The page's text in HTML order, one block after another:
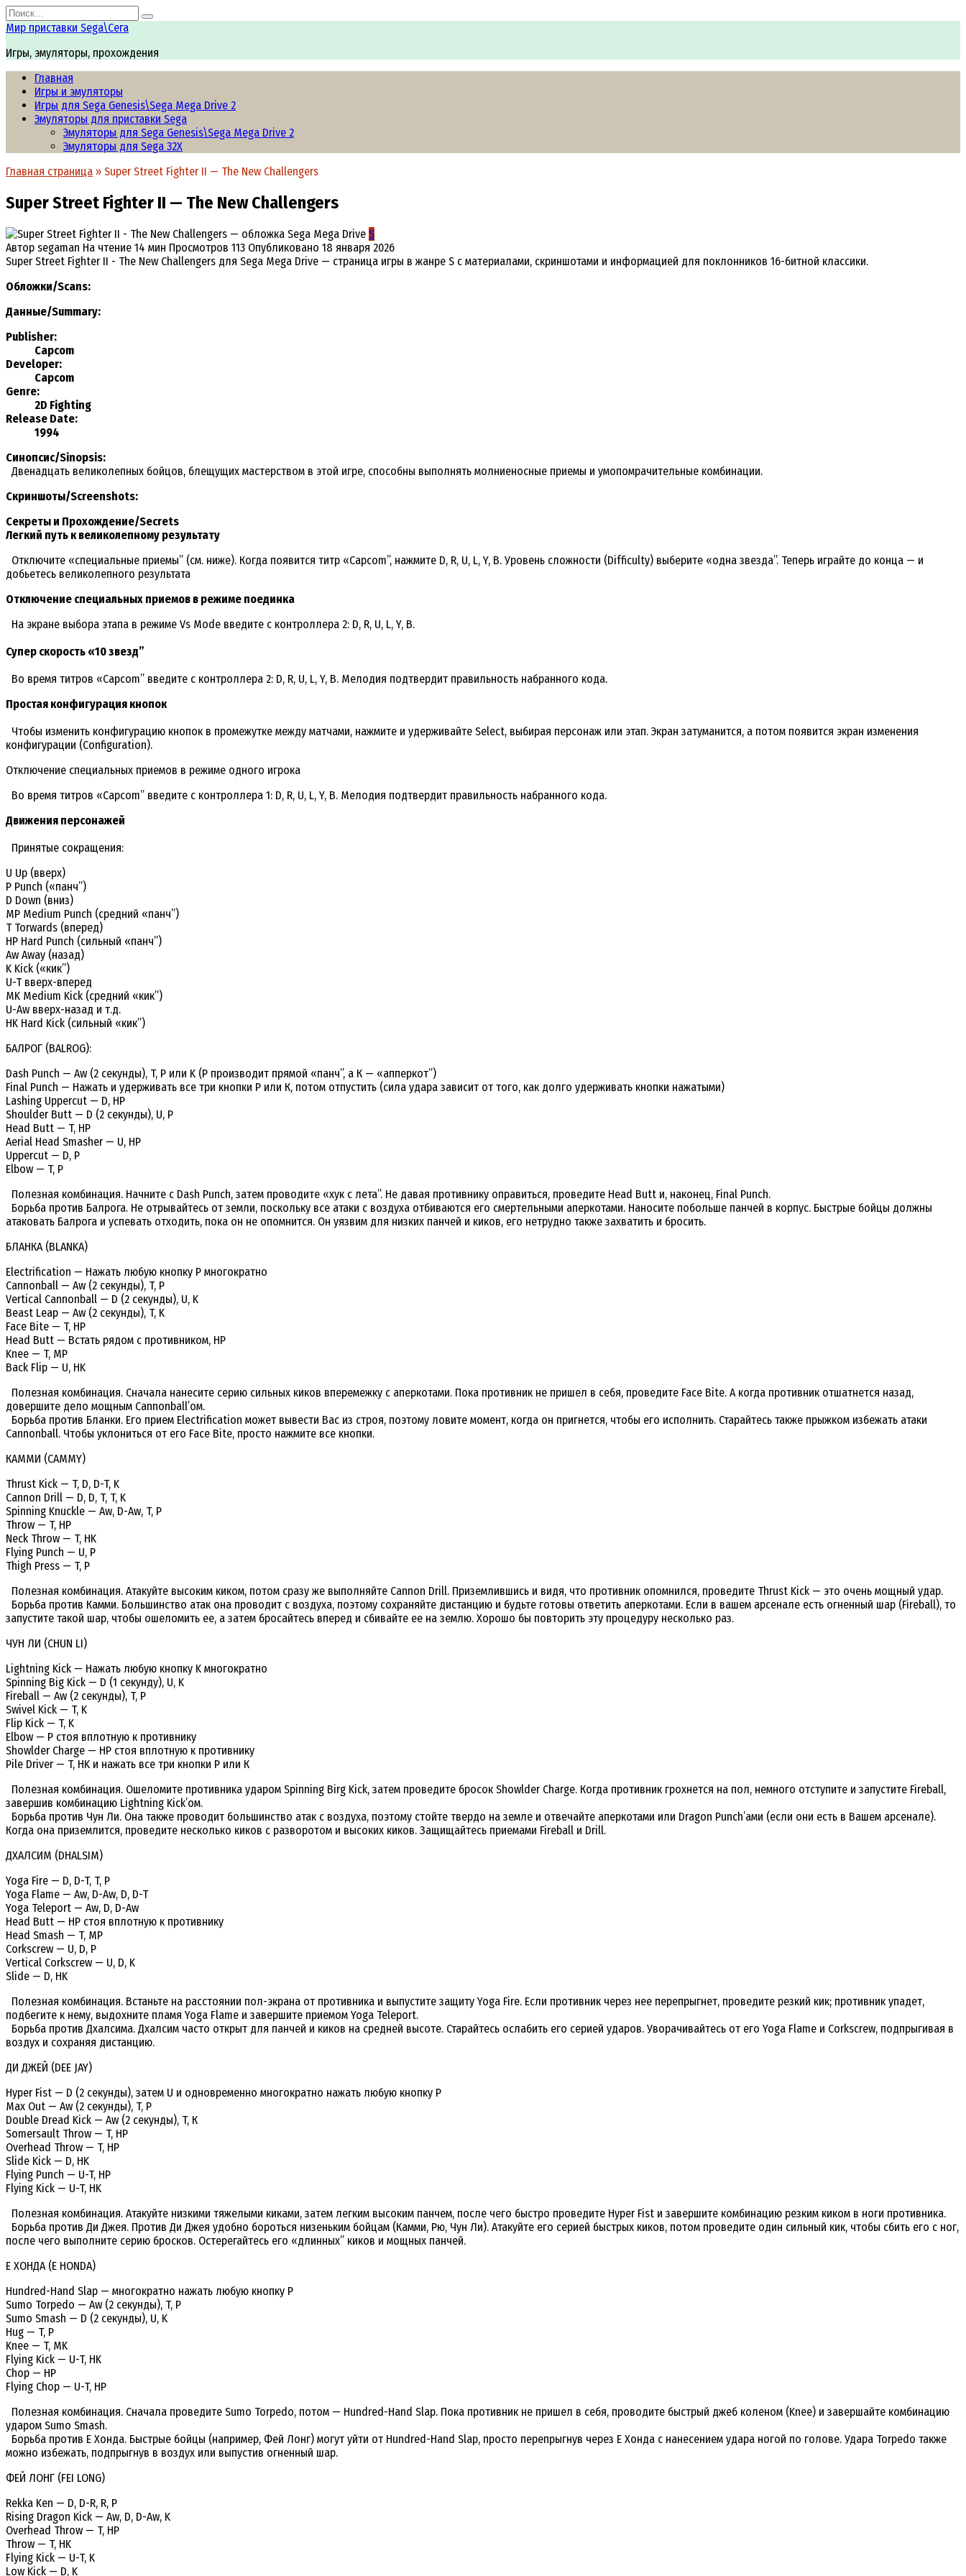
Перейти
к
содержанию
Search
for:
Мир приставки Sega\Сега
Игры, эмуляторы, прохождения
Главная
Игры и эмуляторы
Игры для Sega Genesis\Sega Mega Drive 2
Эмуляторы для приставки Sega
Эмуляторы для Sega Genesis\Sega Mega Drive 2
Эмуляторы для Sega 32X
Главная страница » Super Street Fighter II — The New Challengers
Super Street Fighter II — The New Challengers
S
Автор segaman На чтение 14 мин Просмотров 113 Опубликовано 18 января 2026
Super Street Fighter II - The New Challengers для Sega Mega Drive — страница игры в жанре S с материалами, скриншотами и информацией для поклонников 16-битной классики.
Обложки/Scans:
Данные/Summary:
Publisher:
Capcom
Developer:
Capcom
Genre:
2D Fighting
Release Date:
1994
Синопсис/Sinopsis:
Двенадцать великолепных бойцов, блещущих мастерством в этой игре, способны выполнять молниеносные приемы и умопомрачительные комбинации.
Скриншоты/Screenshots:
Секреты и Прохождение/Secrets
Легкий путь к великолепному результату
Отключите «специальные приемы” (см. ниже). Когда появится титр «Capcom”, нажмите D, R, U, L, Y, B. Уровень сложности (Difficulty) выберите «одна звезда”. Теперь играйте до конца — и
добьетесь великолепного результата
Отключение специальных приемов в режиме поединка
На экране выбора этапа в режиме Vs Mode введите с контроллера 2: D, R, U, L, Y, B.
Супер скорость «10 звезд”
Во время титров «Capcom” введите с контроллера 2: D, R, U, L, Y, B. Мелодия подтвердит правильность набранного кода.
Простая конфигурация кнопок
Чтобы изменить конфигурацию кнопок в промежутке между матчами, нажмите и удерживайте Select, выбирая персонаж или этап. Экран затуманится, а потом появится экран изменения
конфигурации (Configuration).
Отключение специальных приемов в режиме одного игрока
Во время титров «Capcom” введите с контроллера 1: D, R, U, L, Y, B. Мелодия подтвердит правильность набранного кода.
Движения персонажей
Принятые сокращения:
U Up (вверх)
P Punch («панч”)
D Down (вниз)
MP Medium Punch (средний «панч”)
T Torwards (вперед)
HP Hard Punch (сильный «панч”)
Aw Away (назад)
K Kick («кик”)
U-T вверх-вперед
MK Medium Kick (средний «кик”)
U-Aw вверх-назад и т.д.
HK Hard Kick (сильный «кик”)
БАЛРОГ (BALROG):
Dash Punch — Aw (2 секунды), T, P или K (P производит прямой «панч”, а К — «апперкот”)
Final Punch — Нажать и удерживать все три кнопки Р или К, потом отпустить (сила удара зависит от того, как долго удерживать кнопки нажатыми)
Lashing Uppercut — D, HP
Shoulder Butt — D (2 секунды), U, P
Head Butt — T, HP
Aerial Head Smasher — U, HP
Uppercut — D, P
Elbow — T, P
Полезная комбинация. Начните с Dash Punch, затем проводите «хук с лета”. Не давая противнику оправиться, проведите Head Butt и, наконец, Final Punch.
Борьба против Балрога. Не отрывайтесь от земли, поскольку все атаки с воздуха отбиваются его смертельными аперкотами. Наносите побольше панчей в корпус. Быстрые бойцы должны
атаковать Балрога и успевать отходить, пока он не опомнится. Он уязвим для низких панчей и киков, его нетрудно также захватить и бросить.
БЛАНКА (BLANKA)
Electrification — Нажать любую кнопку Р многократно
Cannonball — Aw (2 секунды), T, P
Vertical Cannonball — D (2 секунды), U, K
Beast Leap — Aw (2 секунды), T, K
Face Bite — T, HP
Head Butt — Встать рядом с противником, HP
Knee — T, MP
Back Flip — U, HK
Полезная комбинация. Сначала нанесите серию сильных киков вперемежку с аперкотами. Пока противник не пришел в себя, проведите Face Bite. А когда противник отшатнется назад,
довершите дело мощным Cannonball’ом.
Борьба против Бланки. Его прием Electrification может вывести Вас из строя, поэтому ловите момент, когда он пригнется, чтобы его исполнить. Старайтесь также прыжком избежать атаки
Cannonball. Чтобы уклониться от его Face Bite, просто нажмите все кнопки.
КАММИ (CAMMY)
Thrust Kick — T, D, D-T, K
Cannon Drill — D, D, T, T, K
Spinning Knuckle — Aw, D-Aw, T, P
Throw — T, HP
Neck Throw — T, HK
Flying Punch — U, P
Thigh Press — T, P
Полезная комбинация. Атакуйте высоким киком, потом сразу же выполняйте Cannon Drill. Приземлившись и видя, что противник опомнился, проведите Thrust Kick — это очень мощный удар.
Борьба против Камми. Большинство атак она проводит с воздуха, поэтому сохраняйте дистанцию и будьте готовы ответить аперкотами. Если в вашем арсенале есть огненный шар (Fireball), то
запустите такой шар, чтобы ошеломить ее, а затем бросайтесь вперед и сбивайте ее на землю. Хорошо бы повторить эту процедуру несколько раз.
ЧУН ЛИ (CHUN LI)
Lightning Kick — Нажать любую кнопку K многократно
Spinning Big Kick — D (1 секунду), U, K
Fireball — Aw (2 секунды), T, P
Swivel Kick — T, K
Flip Kick — T, K
Elbow — P стоя вплотную к противнику
Showlder Charge — HP стоя вплотную к противнику
Pile Driver — T, HK и нажать все три кнопки Р или К
Полезная комбинация. Ошеломите противника ударом Spinning Birg Kick, затем проведите бросок Showlder Charge. Когда противник грохнется на пол, немного отступите и запустите Fireball,
завершив комбинацию Lightning Kick’ом.
Борьба против Чун Ли. Она также проводит большинство атак с воздуха, поэтому стойте твердо на земле и отвечайте аперкотами или Dragon Punch’ами (если они есть в Вашем арсенале).
Когда она приземлится, проведите несколько киков с разворотом и высоких киков. Защищайтесь приемами Fireball и Drill.
ДХАЛСИМ (DHALSIM)
Yoga Fire — D, D-T, T, P
Yoga Flame — Aw, D-Aw, D, D-T
Yoga Teleport — Aw, D, D-Aw
Head Butt — HP стоя вплотную к противнику
Head Smash — T, MP
Corkscrew — U, D, P
Vertical Corkscrew — U, D, K
Slide — D, HK
Полезная комбинация. Встаньте на расстоянии пол-экрана от противника и выпустите защиту Yoga Fire. Если противник через нее перепрыгнет, проведите резкий кик; противник упадет,
подбегите к нему, выдохните пламя Yoga Flame и завершите приемом Yoga Teleport.
Борьба против Дхалсима. Дхалсим часто открыт для панчей и киков на средней высоте. Старайтесь ослабить его серией ударов. Уворачивайтесь от его Yoga Flame и Corkscrew, подпрыгивая в
воздух и сохраняя дистанцию.
ДИ ДЖЕЙ (DEE JAY)
Hyper Fist — D (2 секунды), затем U и одновременно многократно нажать любую кнопку Р
Max Out — Aw (2 секунды), T, P
Double Dread Kick — Aw (2 секунды), T, К
Somersault Throw — T, HP
Overhead Throw — T, HP
Slide Kick — D, HK
Flying Punch — U-T, HP
Flying Kick — U-T, HK
Полезная комбинация. Атакуйте низкими тяжелыми киками, затем легким высоким панчем, после чего быстро проведите Hyper Fist и завершите комбинацию резким киком в ноги противника.
Борьба против Ди Джея. Против Ди Джея удобно бороться низеньким бойцам (Камми, Рю, Чун Ли). Атакуйте его серией быстрых киков, потом проведите один сильный кик, чтобы сбить его с ног,
после чего выполните серию бросков. Остерегайтесь его «длинных” киков и мощных панчей.
Е ХОНДА (E HONDA)
Hundred-Hand Slap — многократно нажать любую кнопку Р
Sumo Torpedo — Aw (2 секунды), T, P
Sumo Smash — D (2 секунды), U, K
Hug — T, P
Knee — T, MK
Flying Kick — U-T, HK
Chop — HP
Flying Chop — U-T, HP
Полезная комбинация. Сначала проведите Sumo Torpedo, потом — Hundred-Hand Slap. Пока противник не пришел в себя, проводите быстрый джеб коленом (Knee) и завершайте комбинацию
ударом Sumo Smash.
Борьба против Е Хонда. Быстрые бойцы (например, Фей Лонг) могут уйти от Hundred-Hand Slap, просто перепрыгнув через Е Хонда с нанесением удара ногой по голове. Удара Torpedo также
можно избежать, подпрыгнув в воздух или выпустив огненный шар.
ФЕЙ ЛОНГ (FEI LONG)
Rekka Ken — D, D-R, R, P
Rising Dragon Kick — Aw, D, D-Aw, K
Overhead Throw — T, HP
Throw — T, HK
Flying Kick — U-T, K
Low Kick — D, K